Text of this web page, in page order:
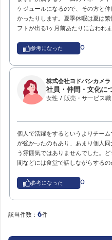
ケジュールになるので、その方と
かったりします。夏季休暇は夏は
フトが出る1ヶ月前あたりに言われま
参考になった 0
株式会社ヨドバシカメラ
社員・仲間・文化に
女性 / 販売・サービス職
個人で活躍をするというよりチー
が強かったのもあり、あまり個人
う雰囲気ではありませんでした。
間などには食堂で話しながらするの
参考になった 0
該当件数： 6件